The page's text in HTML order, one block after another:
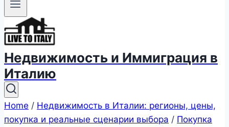
Недвижимость и Иммиграция в
Италию
Home / Недвижимость в Италии: регионы, цены,
покупка и реальные сценарии выбора / Покупка